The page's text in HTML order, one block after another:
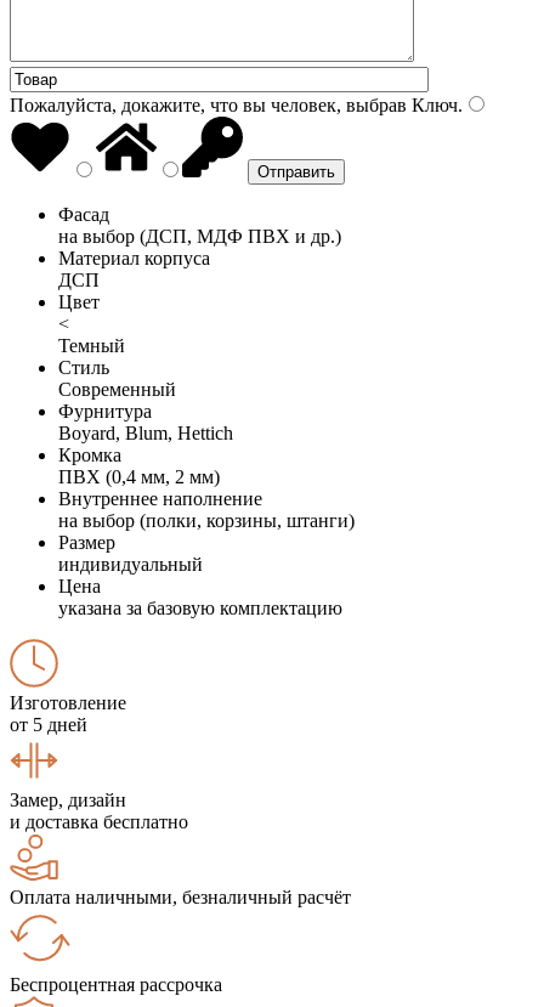
Пожалуйста, докажите, что вы человек, выбрав Ключ.
Фасад
на выбор (ДСП, МДФ ПВХ и др.)
Материал корпуса
ДСП
Цвет
<
Темный
Стиль
Современный
Фурнитура
Boyard, Blum, Hettich
Кромка
ПВХ (0,4 мм, 2 мм)
Внутреннее наполнение
на выбор (полки, корзины, штанги)
Размер
индивидуальный
Цена
указана за базовую комплектацию
Изготовление
от 5 дней
Замер, дизайн
и доставка бесплатно
Оплата наличными, безналичный расчёт
Беспроцентная рассрочка